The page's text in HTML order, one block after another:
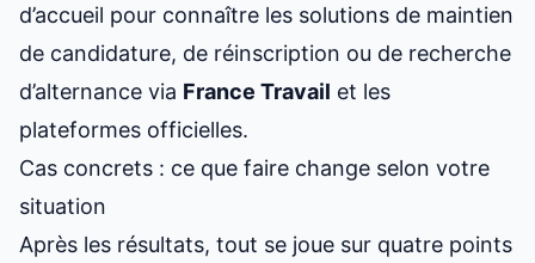
d’accueil pour connaître les solutions de maintien
de candidature, de réinscription ou de recherche
d’alternance via France Travail et les
plateformes officielles.
Cas concrets : ce que faire change selon votre
situation
Après les résultats, tout se joue sur quatre points